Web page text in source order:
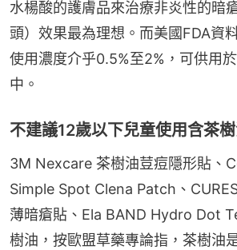
水楊酸的護膚品來治療非炎性的暗
頭）效果最為理想。而美國FDA資
使用濃度介乎0.5%至2%，可供用
中。
不建議12歲以下兒童使用含茶
3M Nexcare 茶樹油荳痘隱形貼、
Simple Spot Clena Patch、
薄暗瘡貼、Ela BAND Hydro Dot
樹油，按歐盟草藥專論指，茶樹油